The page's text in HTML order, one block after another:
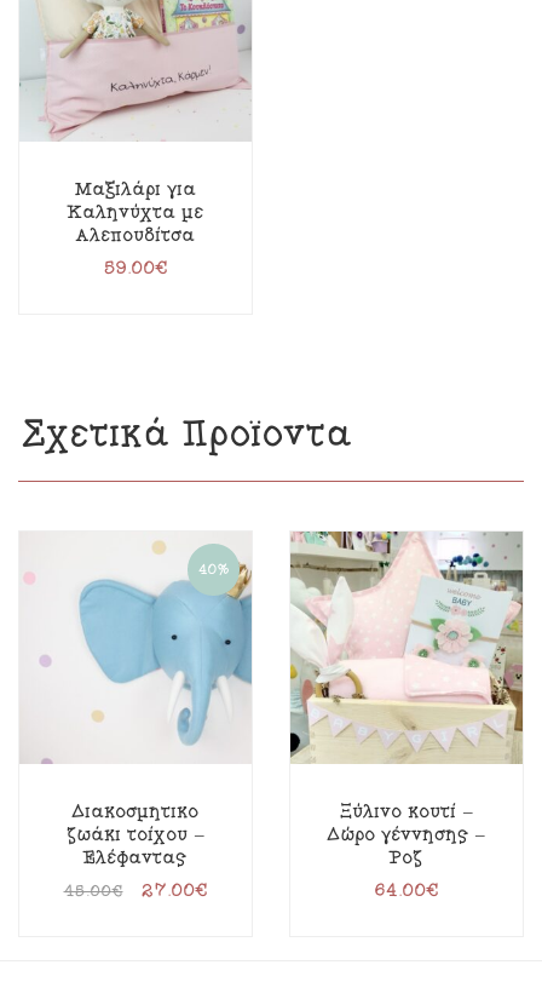
Μαξιλάρι για
Καληνύχτα με
Αλεπουδίτσα
59.00€
Σχετικά Προϊόντα
40%
Διακοσμητικό
ζωάκι τοίχου –
Ελέφαντας
45.00€ 27.00€
Ξύλινο κουτί –
Δώρο γέννησης –
Ροζ
64.00€